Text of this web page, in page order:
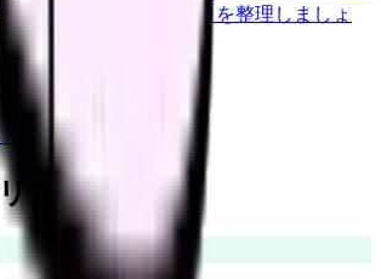
繰り返さない確認項目を整理しましょ
見る
を探す